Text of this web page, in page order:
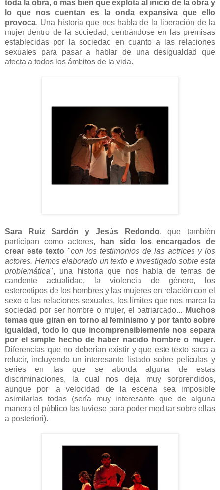
toda la obra, o más bien que explota al inicio de la obra y
lo que nos cuentan es la onda expansiva que ello
provoca. Una historia que nos habla de la liberación de la
mujer dentro de la sociedad, centrándose en las premisas
establecidas por la sociedad en cuanto a las relaciones
sexuales para pasar a hablar de una desigualdad que
afecta a todos los ámbitos de la vida.
Sara Ruiz Sardón y Jesús Redondo, que también
participan como actores,
han sido los encargados de
crear este texto "con los testimonios de las actrices y los
actores. Hemos elaborado un texto e investigado sobre esta
problemática", una historia que nos habla de temas de
candente actualidad, la violencia de género, los
estereotipos de los hombres y las mujeres en relación con el
sexo o las relaciones sexuales, los límites que nos marca la
sociedad por ser hombre o mujer, el patriarcado... Muchos
temas que giran en torno al feminismo y por tanto sobre
igualdad, todo lo que incomprensiblemente nos separa
por el simple hecho de haber nacido hombre o mujer.
Diferencias que no deberían existir y que este texto saca a
relucir, incluyendo un interesante listado sobre películas y
series en las que se aborda alguna de estas
discriminaciones, la cual nos deja muy sorprendidos,
aunque por la velocidad de la escena sea imposible
asimilarlas todas (sería muy interesante que de alguna
manera el público las tuviese para poder meditar sobre ellas
a posteriori).